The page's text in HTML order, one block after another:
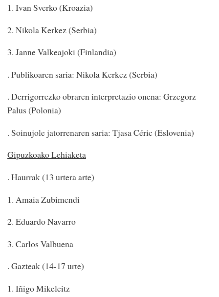
1. Ivan Sverko (Kroazia)
2. Nikola Kerkez (Serbia)
3. Janne Valkeajoki (Finlandia)
. Publikoaren saria: Nikola Kerkez (Serbia)
. Derrigorrezko obraren interpretazio onena: Grzegorz
Palus (Polonia)
. Soinujole jatorrenaren saria: Tjasa Céric (Eslovenia)
Gipuzkoako Lehiaketa
. Haurrak (13 urtera arte)
1. Amaia Zubimendi
2. Eduardo Navarro
3. Carlos Valbuena
. Gazteak (14-17 urte)
1. Iñigo Mikeleitz